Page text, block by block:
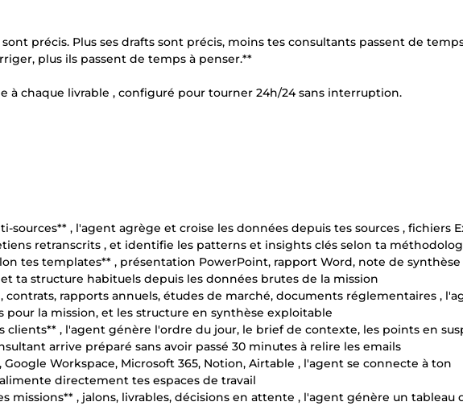
précis. Plus ses drafts sont précis, moins tes consultants passent de
plus ils passent de temps à penser.**
à chaque livrable , configuré pour tourner 24h/24 sans interruption.
sources** , l'agent agrège et croise les données depuis tes sources , fichiers
retranscrits , et identifie les patterns et insights clés selon ta
tes templates** , présentation PowerPoint, rapport Word, note de
ta structure habituels depuis les données brutes de la mission
rapports annuels, études de marché, documents réglementaires ,
la mission, et les structure en synthèse exploitable
clients** , l'agent génère l'ordre du jour, le brief de contexte, les points en
arrive préparé sans avoir passé 30 minutes à relire les emails
Workspace, Microsoft 365, Notion, Airtable , l'agent se connecte à ton
directement tes espaces de travail
missions** , jalons, livrables, décisions en attente , l'agent génère un tableau